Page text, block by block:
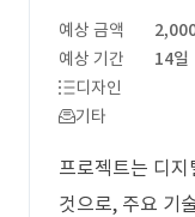
예상 금액
예상 기간
14일
디자인
기타
프로젝트는 디
것으로, 주요 기